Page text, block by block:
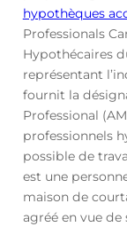
hypothèques
Professionals
Hypothécaires
représentant
fournit la
Professional
professionnels
possible de
est une
maison de
agréé en vue